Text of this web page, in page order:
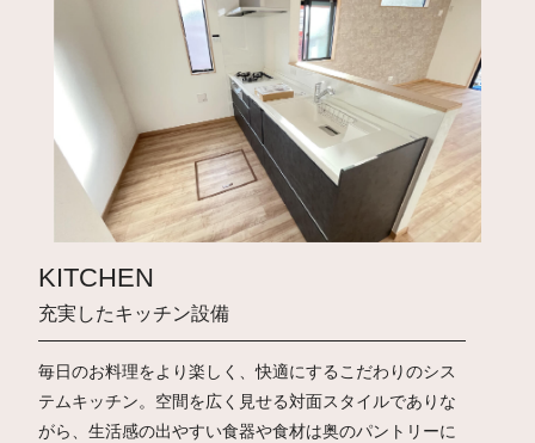
KITCHEN
充実したキッチン設備
毎日のお料理をより楽しく、快適にするこだわりのシス
テムキッチン。空間を広く見せる対面スタイルでありな
がら、生活感の出やすい食器や食材は奥のパントリーに